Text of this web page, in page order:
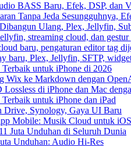
BASS Baru, Efek, DSP, dan
Tanpa Jeda Sesungguhnya,
Ulang, Plex, Jellyfin,
streaming cloud, dan gestur
baru, pengaturan editor tag
baru, Plex, Jellyfin, SFTP,
untuk iPhone di 2026
Wix ke Markdown dengan
di iPhone dan Mac
untuk iPhone dan iPad
Drive, Synology, Gaya UI Baru
Mobile: Musik Cloud untuk iOS
Juta Unduhan di Seluruh Dunia
Unduhan: Audio Hi-Res